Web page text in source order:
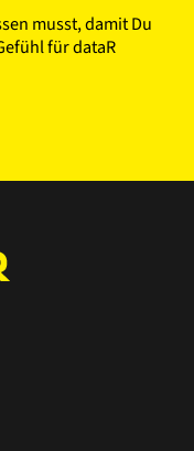
musst, damit Du
für dataR